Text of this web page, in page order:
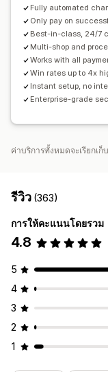
รายงานความเสี่ยง กา
Fully automated
Only pay on
Best-in-class, 24/7
Multi-shop and
Works with all
Win rates up to 4x
Instant setup, no
Enterprise-grade
ค่าบริการทั้งหมดจะเรียกเก็
รีวิว (363)
การให้คะแนนโดยรวม
4.8
5
4
3
2
1